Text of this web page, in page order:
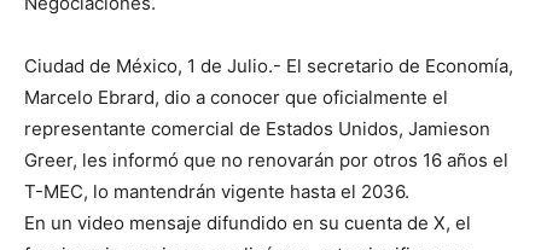
Ciudad de México, 1 de Julio.- El secretario de Economía,
Marcelo Ebrard, dio a conocer que oficialmente el
representante comercial de Estados Unidos, Jamieson
Greer, les informó que no renovarán por otros 16 años el
T-MEC, lo mantendrán vigente hasta el 2036.
En un video mensaje difundido en su cuenta de X, el